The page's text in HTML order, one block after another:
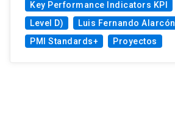
Key Performance Indicators KPI
Level D)
Luis Fernando Alarcón
PMI Standards+
Proyectos